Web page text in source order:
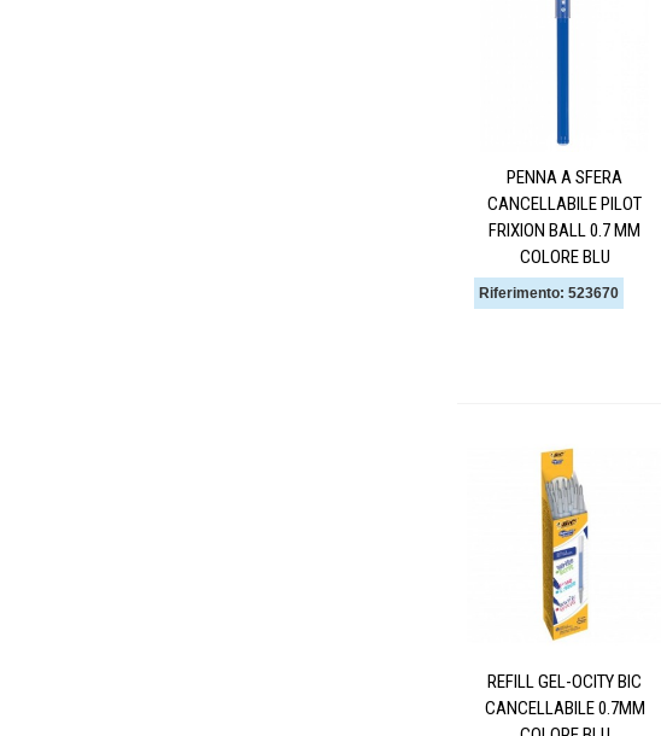
PENNA A SFERA
CANCELLABILE PILOT
FRIXION BALL 0.7 MM
COLORE BLU
Riferimento: 523670
REFILL GEL-OCITY BIC
CANCELLABILE 0.7MM